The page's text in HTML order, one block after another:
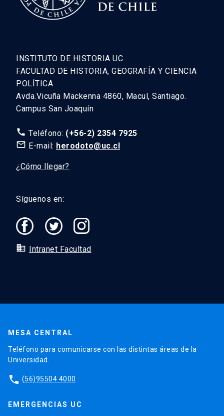
INSTITUTO DE HISTORIA UC
FACULTAD DE HISTORIA, GEOGRAFÍA Y CIENCIA
POLÍTICA
Avda.Vicuña Mackenna 4860, Macul, Santiago.
Campus San Joaquín
call Teléfono: (+56-2) 2354 7925
mail_outline E-mail: herodoto@uc.cl
¿Cómo llegar?
Síguenos en:
domain Intranet Facultad
MESA CENTRAL
Teléfono para comunicarse con las distintas áreas de la
Universidad.
phone (56)95504 4000
EMERGENCIAS UC